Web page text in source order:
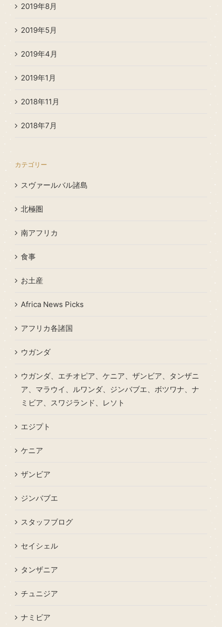
2019年8月
2019年5月
2019年4月
2019年1月
2018年11月
2018年7月
カテゴリー
スヴァールバル諸島
北極圏
南アフリカ
食事
お土産
Africa News Picks
アフリカ各諸国
ウガンダ
ウガンダ、エチオピア、ケニア、ザンビア、タンザニ
ア、マラウイ、ルワンダ、ジンバブエ、ボツワナ、ナ
ミビア、スワジランド、レソト
エジプト
ケニア
ザンビア
ジンバブエ
スタッフブログ
セイシェル
タンザニア
チュニジア
ナミビア